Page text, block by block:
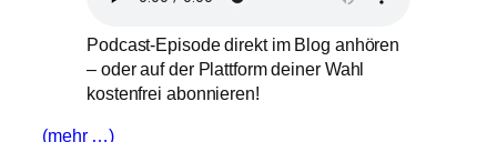
Podcast-Episode direkt im Blog anhören
– oder auf der Plattform deiner Wahl
kostenfrei abonnieren!
(mehr …)